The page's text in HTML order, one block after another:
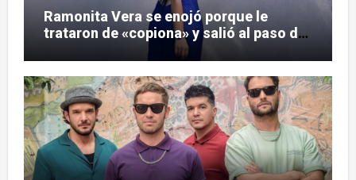
Ramonita Vera se enojó porque le
trataron de «copiona» y salió al paso de